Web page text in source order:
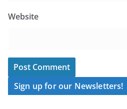
Website
Sign up for our Newsletters!